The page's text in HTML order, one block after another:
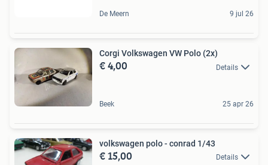
De Meern 9 jul 26
Corgi Volkswagen VW Polo (2x)
€ 4,00 Details
Beek 25 apr 26
volkswagen polo - conrad 1/43
€ 15,00 Details